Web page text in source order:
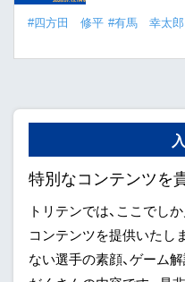
#四方田 修平 #有馬 幸太郎
特別なコンテンツを
トリテンでは、ここでし
コンテンツを提供いたし
ない選手の素顔、ゲーム